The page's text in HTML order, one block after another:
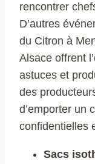
rencontrer
D’autres
du Citron à
Alsace offrent
astuces et
des
d’emporter un
confidentielles
Sacs